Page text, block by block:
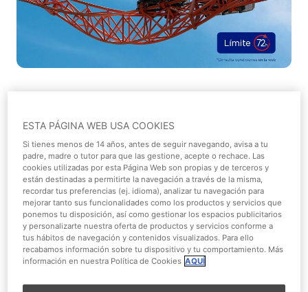
durante 72 horas!
Promoción finalizada
¡Disfruta delParque de Atracciones de
Madridcon elofertón expressdelverano!
Ahora, y durante72 horas, puedescomprartusentradas
onlinepor solo19,90€*para refrescarte en
ESTA PÁGINA WEB USA COOKIES
Si tienes menos de 14 años, antes de seguir navegando, avisa a tu
padre, madre o tutor para que las gestione, acepte o rechace. Las
cookies utilizadas por esta Página Web son propias y de terceros y
están destinadas a permitirte la navegación a través de la misma,
recordar tus preferencias (ej. idioma), analizar tu navegación para
mejorar tanto sus funcionalidades como los productos y servicios que
ponemos tu disposición, así como gestionar los espacios publicitarios
y personalizarte nuestra oferta de productos y servicios conforme a
tus hábitos de navegación y contenidos visualizados. Para ello
recabamos información sobre tu dispositivo y tu comportamiento. Más
información en nuestra Política de Cookies AQUÍ